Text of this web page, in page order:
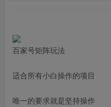
百家号矩阵玩法
适合所有小白操作的项目
唯一的要求就是坚持操作